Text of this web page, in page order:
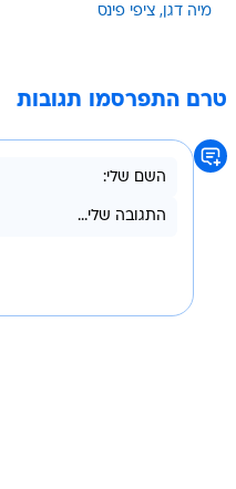
מיה דגן ציפי פינס
טרם התפרסמו תגובות